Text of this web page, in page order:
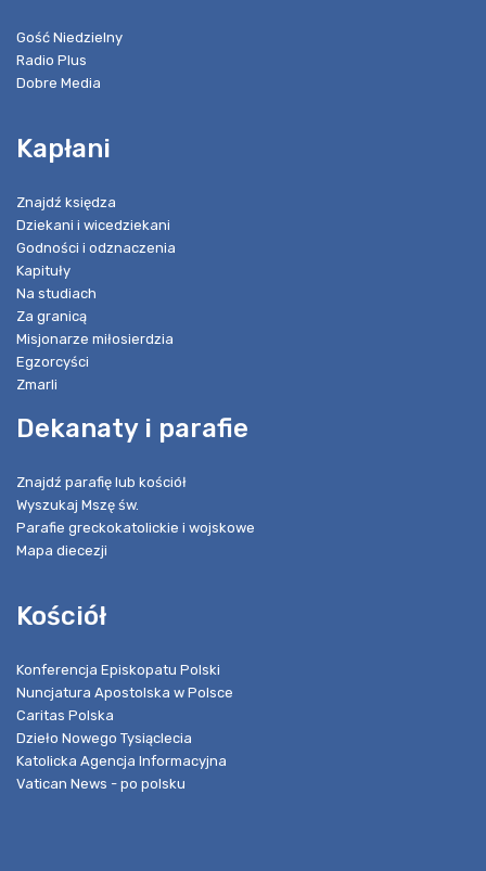
Gość Niedzielny
Radio Plus
Dobre Media
Kapłani
Znajdź księdza
Dziekani i wicedziekani
Godności i odznaczenia
Kapituły
Na studiach
Za granicą
Misjonarze miłosierdzia
Egzorcyści
Zmarli
Dekanaty i parafie
Znajdź parafię lub kościół
Wyszukaj Mszę św.
Parafie greckokatolickie i wojskowe
Mapa diecezji
Kościół
Konferencja Episkopatu Polski
Nuncjatura Apostolska w Polsce
Caritas Polska
Dzieło Nowego Tysiąclecia
Katolicka Agencja Informacyjna
Vatican News - po polsku